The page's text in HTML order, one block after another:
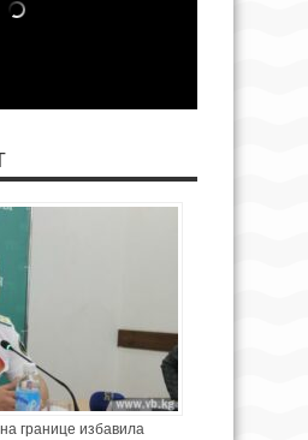
границе избавила